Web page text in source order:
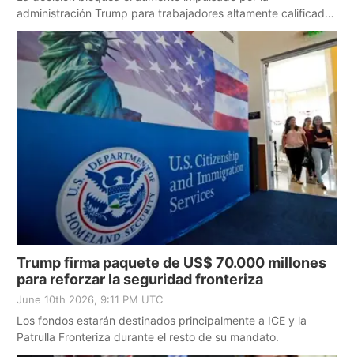
administración Trump para trabajadores altamente calificados
extranjeros.
Trump firma paquete de US$ 70.000 millones
para reforzar la seguridad fronteriza
June 10th 2026, 9:11 PM UTC
Los fondos estarán destinados principalmente a ICE y la
Patrulla Fronteriza durante el resto de su mandato.